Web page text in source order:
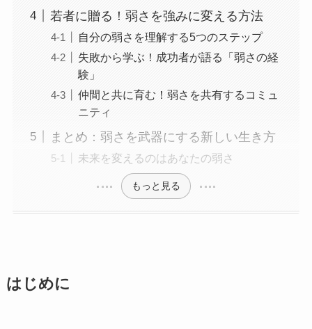
若者に贈る！弱さを強みに変える方法
自分の弱さを理解する5つのステップ
失敗から学ぶ！成功者が語る「弱さの経
験」
仲間と共に育む！弱さを共有するコミュ
ニティ
まとめ：弱さを武器にする新しい生き方
未来を変えるのはあなたの弱さ
もっと見る
はじめに